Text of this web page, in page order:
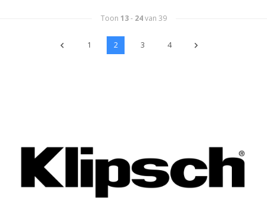
Toon 13- 24van 39
1 2 3 4